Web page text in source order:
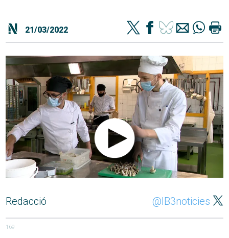
21/03/2022
Redacció @IB3noticies
169